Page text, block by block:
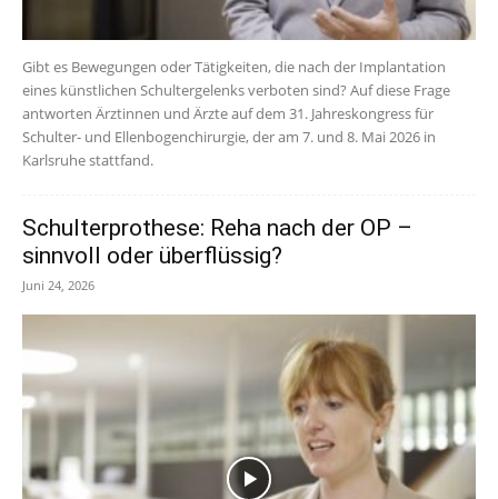
Gibt es Bewegungen oder Tätigkeiten, die nach der Implantation
eines künstlichen Schultergelenks verboten sind? Auf diese Frage
antworten Ärztinnen und Ärzte auf dem 31. Jahreskongress für
Schulter- und Ellenbogenchirurgie, der am 7. und 8. Mai 2026 in
Karlsruhe stattfand.
Schulterprothese: Reha nach der OP –
sinnvoll oder überflüssig?
Juni 24, 2026